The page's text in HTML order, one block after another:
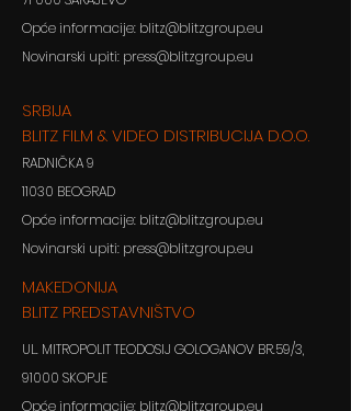
Opće informacije: blitz@blitzgroup.eu
Novinarski upiti: press@blitzgroup.eu
SRBIJA
BLITZ FILM & VIDEO DISTRIBUCIJA D.O.O.
RADNIČKA 9
11030 BEOGRAD
Opće informacije: blitz@blitzgroup.eu
Novinarski upiti: press@blitzgroup.eu
MAKEDONIJA
BLITZ PREDSTAVNIŠTVO
UL. MITROPOLIT TEODOSIJ GOLOGANOV BR.59/3,
91000 SKOPJE
Opće informacije: blitz@blitzgroup.eu